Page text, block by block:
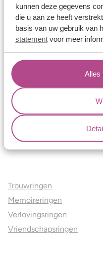
kunnen deze gegevens
die u aan ze heeft
basis van uw gebruik van
statementvoor meer
Alles
Welke trouwring past bij
na jaren nog even mooi?
techniek, legering en
— en jullie levensstijl.
Lees verder
Trouwringen
Memoireringen
Verlovingsringen
Vriendschapsringen